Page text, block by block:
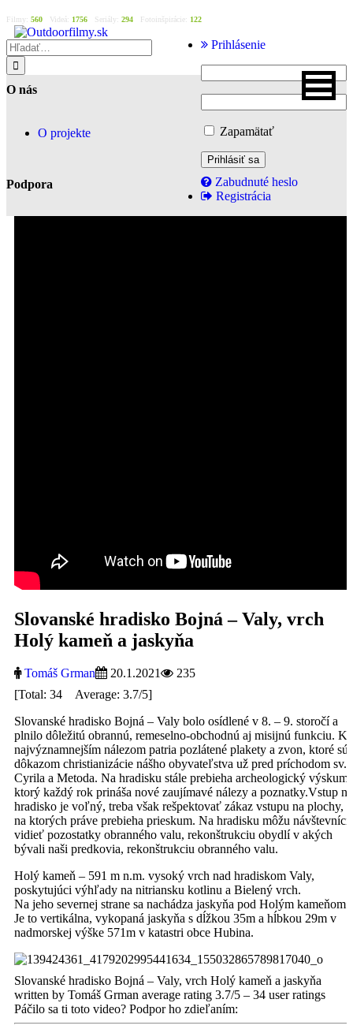
Filmy: 560 Videá: 1756 Seriály: 294 Fotoinšpirácie: 122
Prihlásenie
Zapamätať
Zabudnuté heslo
Registrácia
Slovanské hradisko Bojná – Valy, vrch
Holý kameň a jaskyňa
Tomáš Grman 20.1.2021
235
[Total: 34 Average: 3.7/5]
Slovanské hradisko Bojná – Valy bolo osídlené v 8. – 9. storočí a
plnilo dôležitú obrannú, remeselno-obchodnú aj misijnú funkciu. K
najvýznamnejším nálezom patria pozlátené plakety a zvon, ktoré sú
dôkazom christianizácie nášho obyvateľstva už pred príchodom sv.
Cyrila a Metoda. Na hradisku stále prebieha archeologický výskum,
ktorý každý rok prináša nové zaujímavé nálezy a poznatky.Vstup na
hradisko je voľný, treba však rešpektovať zákaz vstupu na plochy,
na ktorých práve prebieha prieskum. Na hradisku môžu návštevníci
vidieť pozostatky obranného valu, rekonštrukciu obydlí v akých
bývali naši predkovia, rekonštrukciu obranného valu.
Holý kameň – 591 m n.m. vysoký vrch nad hradiskom Valy,
poskytujúci výhľady na nitriansku kotlinu a Bielený vrch.
Na jeho severnej strane sa nachádza jaskyňa pod Holým kameňom.
Je to vertikálna, vykopaná jaskyňa s dĺžkou 35m a hĺbkou 29m v
nadmorskej výške 571m v katastri obce Hubina.
Slovanské hradisko Bojná – Valy, vrch Holý kameň a jaskyňa
written by Tomáš Grman average rating 3.7/5 – 34 user ratings
Páčilo sa ti toto video? Podpor ho zdieľaním:
O nás
O projekte
Podpora